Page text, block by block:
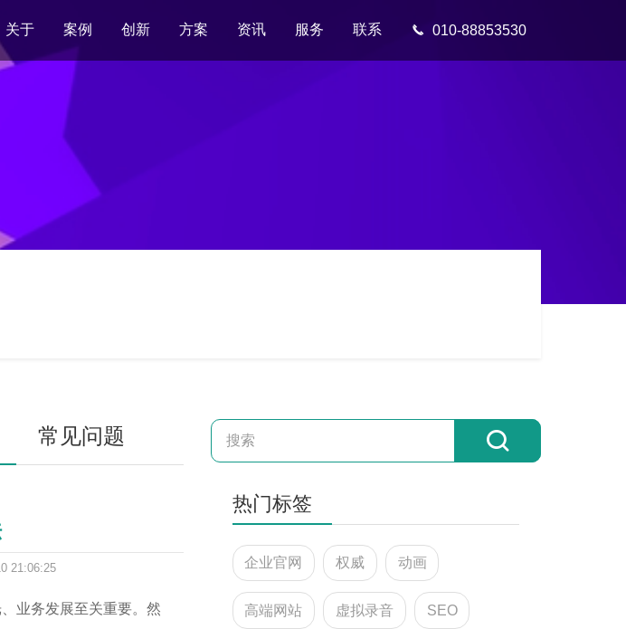
关于 案例 创新 方案 资讯 服务 联系 010-88853530
常见问题
21:06:25
业务发展至关重要。然
热门标签
企业官网 权威 动画
高端网站 虚拟录音 SEO